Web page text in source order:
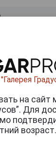
на сайт
Для
возраст.